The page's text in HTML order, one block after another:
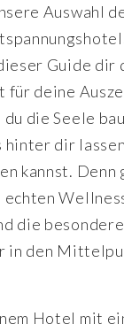
Auswahl
Guide dir
für deine
die Seele
dir
kannst. Denn
echten
die
in den
Hotel mit